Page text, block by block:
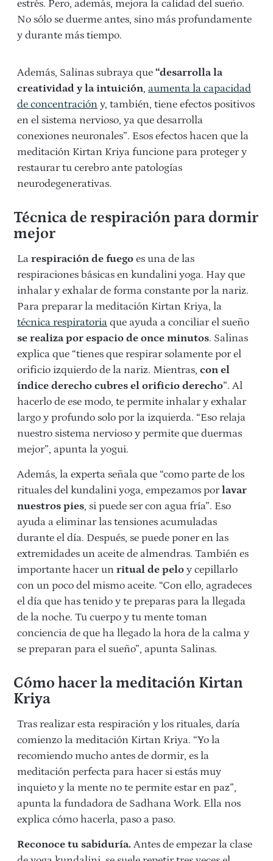
estrés. Pero, además, mejora la calidad del sueño.
No sólo se duerme antes, sino más profundamente
y durante más tiempo.
Además, Salinas subraya que “desarrolla la
creatividad y la intuición, aumenta la capacidad
de concentración y, también, tiene efectos positivos
en el sistema nervioso, ya que desarrolla
conexiones neuronales”. Esos efectos hacen que la
meditación Kirtan Kriya funcione para proteger y
restaurar tu cerebro ante patologías
neurodegenerativas.
Técnica de respiración para dormir
mejor
La respiración de fuego es una de las
respiraciones básicas en kundalini yoga. Hay que
inhalar y exhalar de forma constante por la nariz.
Para preparar la meditación Kirtan Kriya, la
técnica respiratoria que ayuda a conciliar el sueño
se realiza por espacio de once minutos. Salinas
explica que “tienes que respirar solamente por el
orificio izquierdo de la nariz. Mientras, con el
índice derecho cubres el orificio derecho”. Al
hacerlo de ese modo, te permite inhalar y exhalar
largo y profundo solo por la izquierda. “Eso relaja
nuestro sistema nervioso y permite que duermas
mejor”, apunta la yogui.
Además, la experta señala que “como parte de los
rituales del kundalini yoga, empezamos porlavar
nuestros pies, si puede ser con agua fría”. Eso
ayuda a eliminar las tensiones acumuladas
durante el día. Después, se puede poner en las
extremidades un aceite de almendras. También es
importante hacer un ritual de pelo y cepillarlo
con un poco del mismo aceite. “Con ello, agradeces
el día que has tenido y te preparas para la llegada
de la noche. Tu cuerpo y tu mente toman
conciencia de que ha llegado la hora de la calma y
se preparan para el sueño”, apunta Salinas.
Cómo hacer la meditación Kirtan
Kriya
Tras realizar esta respiración y los rituales, daría
comienzo la meditación Kirtan Kriya. “Yo la
recomiendo mucho antes de dormir, es la
meditación perfecta para hacer si estás muy
inquieto y la mente no te permite estar en paz”,
apunta la fundadora de Sadhana Work. Ella nos
explica cómo hacerla, paso a paso.
Reconoce tu sabiduría. Antes de empezar la clase